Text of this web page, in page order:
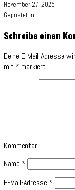
November 27, 2025
Gepostet in
Schreibe einen
Deine E-Mail-Adresse
mit * markiert
Kommentar
Name *
E-Mail-Adresse *